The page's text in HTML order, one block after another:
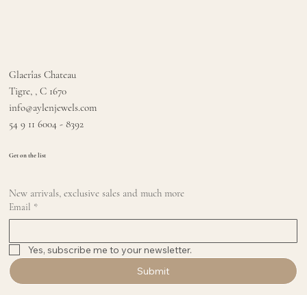
Glaerîas Chateau
Tigre, , C 1670
info@aylenjewels.com
54 9 11 6004 - 8392
Get on the list
New arrivals, exclusive sales and much more
Email *
Yes, subscribe me to your newsletter.
Submit